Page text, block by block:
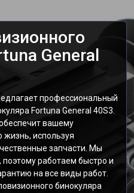
General
профессиональный
Fortuna General 40S3.
вашему
используя
запчасти. Мы
работаем быстро и
на все виды работ.
бинокуляра